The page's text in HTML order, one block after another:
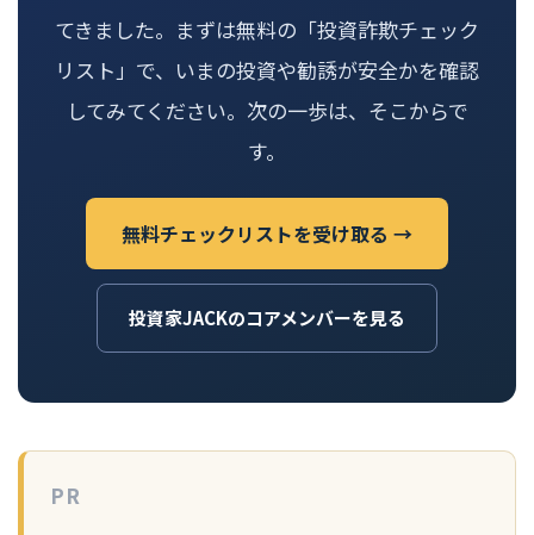
てきました。まずは無料の「投資詐欺チェック
リスト」で、いまの投資や勧誘が安全かを確認
してみてください。次の一歩は、そこからで
す。
無料チェックリストを受け取る →
投資家JACKのコアメンバーを見る
PR